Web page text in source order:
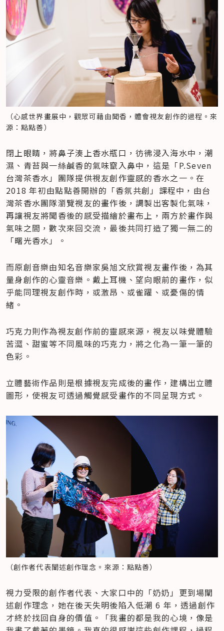
（心感世界畫展中，觀眾可藉由聞香，體會視友創作的過程。來
源：點點善）
閉上眼睛，將鼻子湊上香水瓶口，彷彿浸入海水中，潮
濕、青苔與一絲鹹香的氣味竄入鼻中，這是「P.Seven
台灣茶香水」團隊提供視友創作靈感的香水之一。在
2018 年初由點點善開辦的「香氛共創」課程中，由台
灣茶香水團隊瀏覽視友的畫作後，調製出客製化氣味，
再讓視友將聞香後的感受描繪於畫布上，兩方於畫作與
氣味之間，數次來回交流，最後共同打造了獨一無二的
「曙光香水」。
而原創音樂由知名音樂家吳旭文欣賞視友畫作後，為其
量身創作的心靈音樂。戴上耳機、望向眼前的畫作，似
乎能同理視友創作時，或激昂、或雀躍、或憂傷的情
緒。
巧克力則作為視友創作前的靈感來源，視友以味覺體驗
苦澀、甜蜜等不同風味的巧克力，將之化為一筆一筆的
色彩。
立體藝術作品則是根據視友完成後的畫作，建構出立體
圖形，使視友可透過觸覺感受畫作的不同呈現方式。
（創作者代表闡述創作理念。來源：點點善）
視力受限的創作者代表、大家口中的「奶奶」更到場闡
述創作理念，她在後天失明後陷入低潮 6 年，透過創作
才終於找回自身的價值。「我畫的都是我的心境，像是